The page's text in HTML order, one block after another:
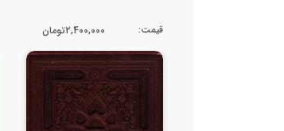
قیمت: 2,400,000تومان